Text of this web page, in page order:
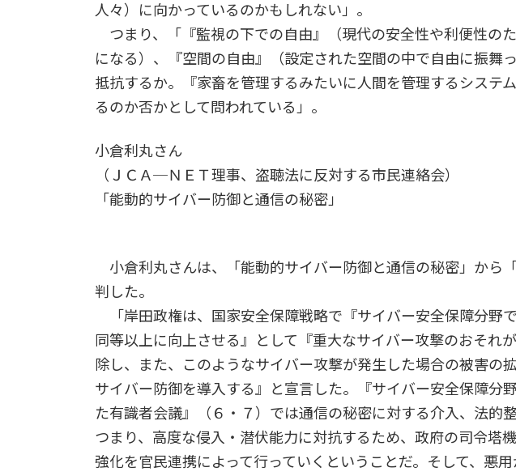
人々）に向かっているのかもしれない」。
つまり、「『監視の下での自由』（現代の安全性や利便性の
になる）、『空間の自由』（設定された空間の中で自由に振舞
抵抗するか。『家畜を管理するみたいに人間を管理するシステ
るのか否かとして問われている」。
小倉利丸さん
（ＪＣＡ─ＮＥＴ理事、盗聴法に反対する市民連絡会）
「能動的サイバー防御と通信の秘密」
小倉利丸さんは、「能動的サイバー防御と通信の秘密」から
判した。
「岸田政権は、国家安全保障戦略で『サイバー安全保障分野
同等以上に向上させる』として『重大なサイバー攻撃のおそれ
除し、また、このようなサイバー攻撃が発生した場合の被害の
サイバー防御を導入する』と宣言した。『サイバー安全保障分
た有識者会議』（６・７）では通信の秘密に対する介入、法的
つまり、高度な侵入・潜伏能力に対抗するため、政府の司令塔
強化を官民連携によって行っていくということだ。そして、悪